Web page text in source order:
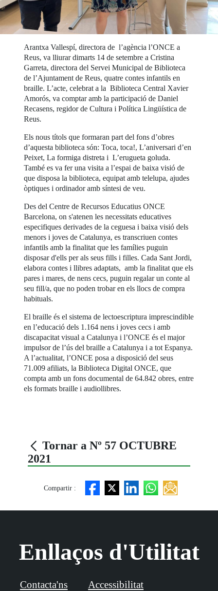
Arantxa Vallespí, directora de l’agència l’ONCE a
Reus, va lliurar dimarts 14 de setembre a Cristina
Garreta, directora del Servei Municipal de Biblioteca
de l’Ajuntament de Reus, quatre contes infantils en
braille. L’acte, celebrat a la Biblioteca Central Xavier
Amorós, va comptar amb la participació de Daniel
Recasens, regidor de Cultura i Política Lingüística de
Reus.
Els nous títols que formaran part del fons d’obres
d’aquesta biblioteca són: Toca, toca!, L’aniversari d’en
Peixet, La formiga distreta i L’erugueta goluda.
També es va fer una visita a l’espai de baixa visió de
que disposa la biblioteca, equipat amb telelupa, ajudes
òptiques i ordinador amb síntesi de veu.
Des del Centre de Recursos Educatius ONCE
Barcelona, on s'atenen les necessitats educatives
especifiques derivades de la ceguesa i baixa visió dels
menors i joves de Catalunya, es transcriuen contes
infantils amb la finalitat que les famílies puguin
disposar d'ells per als seus fills i filles. Cada Sant Jordi,
elabora contes i llibres adaptats, amb la finalitat que els
pares i mares, de nens cecs, puguin regalar un conte al
seu fill/a, que no poden trobar en els llocs de compra
habituals.
El braille és el sistema de lectoescriptura imprescindible
en l’educació dels 1.164 nens i joves cecs i amb
discapacitat visual a Catalunya i l’ONCE és el major
impulsor de l’ús del braille a Catalunya i a tot Espanya.
A l’actualitat, l’ONCE posa a disposició del seus
71.009 afiliats, la Biblioteca Digital ONCE, que
compta amb un fons documental de 64.842 obres, entre
els formats braille i audiollibres.
Tornar a Nº 57 OCTUBRE
2021
Compartir :
Enllaços d'Utilitat
Contacta'ns Accessibilitat